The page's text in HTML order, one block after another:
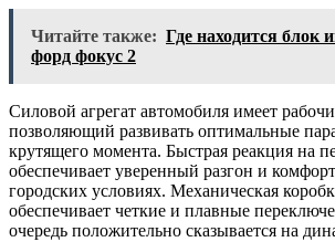
Читайте также: Где находится блок
форд фокус 2
Силовой агрегат автомобиля имеет
позволяющий развивать оптимальные
крутящего момента. Быстрая реакция на
обеспечивает уверенный разгон и
городских условиях. Механическая
обеспечивает четкие и плавные
очередь положительно сказывается на